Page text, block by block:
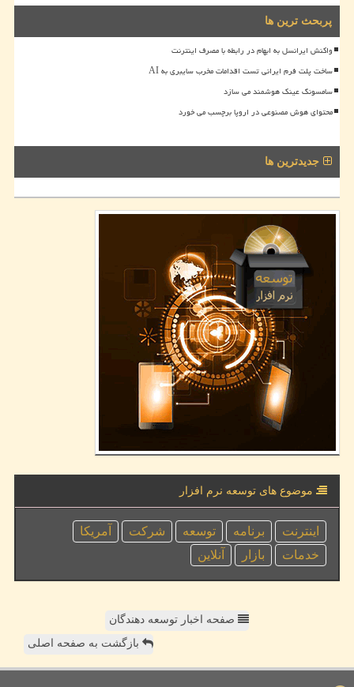
پربحث ترین ها
واکنش ایرانسل به ابهام در رابطه با مصرف اینترنت
ساخت پلت فرم ایرانی تست اقدامات مخرب سایبری به AI
سامسونگ عینک هوشمند می سازد
محتوای هوش مصنوعی در اروپا برچسب می خورد
جدیدترین ها
موضوع های توسعه نرم افزار
اینترنت برنامه توسعه شركت
آمریكا
خدمات
بازار آنلاین
صفحه اخبار توسعه دهندگان
بازگشت به صفحه اصلی